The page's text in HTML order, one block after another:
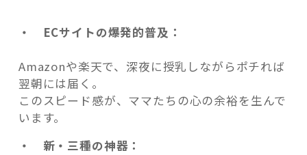
・ ECサイトの爆発的普及：
Amazonや楽天で、深夜に授乳しながらポチれば
翌朝には届く。
このスピード感が、ママたちの心の余裕を生んで
います。
・ 新・三種の神器：